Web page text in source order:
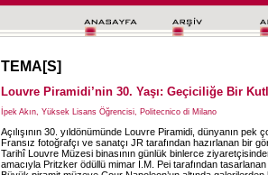
TEMA[S]
Louvre Piramidi’nin 30. Yaşı: Geçiciliğe Bir
İpek Akın, Yüksek Lisans Öğrencisi, Politecnico di Milano
Açılışının 30. yıldönümünde Louvre Piramidi, dünyanın pek
Fransız fotoğrafçı ve sanatçı JR tarafından hazırlanan bir
Tarihî Louvre Müzesi binasının günlük binlerce
amacıyla Pritzker ödüllü mimar I.M. Pei tarafından tasarlanan